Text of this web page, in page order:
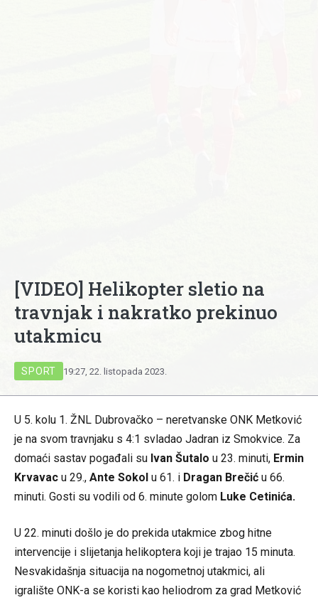
[VIDEO] Helikopter sletio na
travnjak i nakratko prekinuo
utakmicu
SPORT 19:27, 22. listopada 2023.
U 5. kolu 1. ŽNL Dubrovačko – neretvanske ONK Metković
je na svom travnjaku s 4:1 svladao Jadran iz Smokvice. Za
domaći sastav pogađali su Ivan Šutalo u 23. minuti, Ermin
Krvavac u 29., Ante Sokol u 61. i Dragan Brečić u 66.
minuti. Gosti su vodili od 6. minute golom Luke Cetinića.
U 22. minuti došlo je do prekida utakmice zbog hitne
intervencije i slijetanja helikoptera koji je trajao 15 minuta.
Nesvakidašnja situacija na nogometnoj utakmici, ali
igralište ONK-a se koristi kao heliodrom za grad Metković